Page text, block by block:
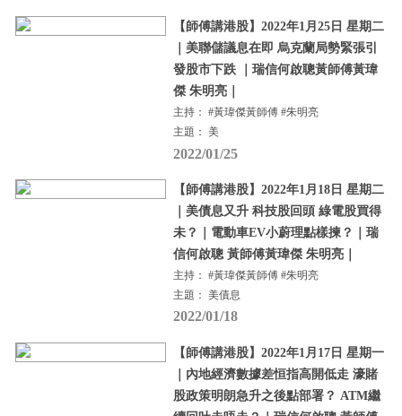
【師傅講港股】2022年1月25日 星期二
｜美聯儲議息在即 烏克蘭局勢緊張引
發股市下跌 ｜瑞信何啟聰黃師傅黃瑋
傑 朱明亮｜
主持： #黃瑋傑黃師傅 #朱明亮
主題： 美
2022/01/25
【師傅講港股】2022年1月18日 星期二
｜美債息又升 科技股回頭 綠電股買得
未？｜電動車EV小蔚理點樣揀？｜瑞
信何啟聰 黃師傅黃瑋傑 朱明亮｜
主持： #黃瑋傑黃師傅 #朱明亮
主題： 美債息
2022/01/18
【師傅講港股】2022年1月17日 星期一
｜內地經濟數據差恒指高開低走 濠賭
股政策明朗急升之後點部署？ ATM繼